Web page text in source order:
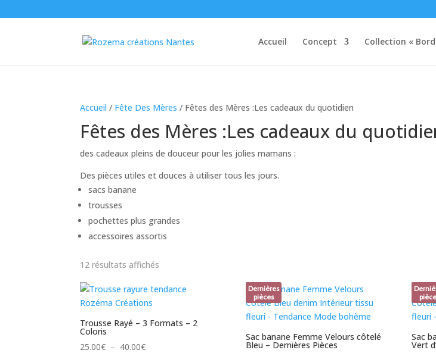
Accueil Concept Collection «
Accueil / Fête Des Mères / Fêtes des Mères :Les cadeaux du quotidien
Fêtes des Mères :Les cadeaux du
des cadeaux pleins de douceur pour les jolies mamans :
Des pièces utiles et douces à utiliser tous les jours.
sacs banane
trousses
pochettes plus grandes
accessoires assortis
12 résultats affichés
plus
au
Trousse Rayé – 3 Formats – 2
Coloris
25.00€ – 40.00€Plage
Dernières
pièces
Sac banane Femme Velours côtelé
Bleu – Dernières Pièces
Sac
Vert